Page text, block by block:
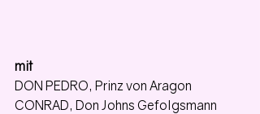
mit
DON PEDRO, Prinz von Aragon
CONRAD, Don Johns Gefolgsmann